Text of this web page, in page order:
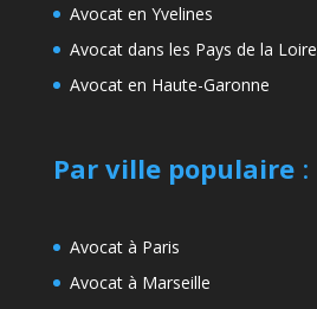
Avocat en Yvelines
Avocat dans les Pays de la Loire
Avocat en Haute-Garonne
Par ville populaire:
Avocat à Paris
Avocat à Marseille